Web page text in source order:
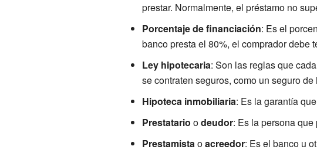
prestar. Normalmente, el préstamo no
Porcentaje de financiación: Es el
banco presta el 80%, el comprador debe
Ley hipotecaria: Son las reglas que
se contraten seguros, como un seguro
Hipoteca inmobiliaria: Es la garantía
Prestatario odeudor: Es la persona
Prestamistaoacreedor: Es el banco u